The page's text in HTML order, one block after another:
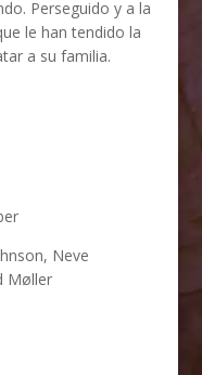
Perseguido y a la
le han tendido la
a su familia.
Neve
Møller